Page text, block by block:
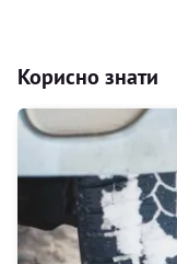
Корисно знати